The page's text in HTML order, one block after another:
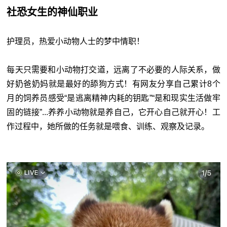
社恐女生的神仙职业
护理员，热爱小动物人士的梦中情职！
每天只需要和小动物打交道，远离了不必要的人际关系，做
好奶爸奶妈就是最好的舔狗方式！ 有网友分享自己累计8个
月的饲养员感受“是逃离精神内耗的钥匙”“是和现实生活做牢
固的链接”...养养小动物就是养自己，它开心自己就开心！ 工
作过程中，她所做的任务就是喂食、训练、观察及记录。